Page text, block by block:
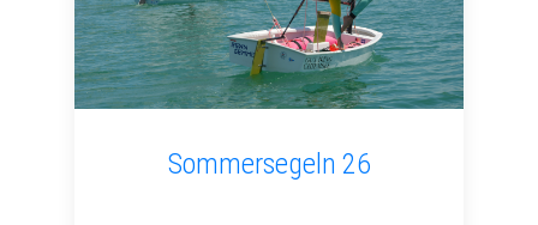
Sommersegeln 26